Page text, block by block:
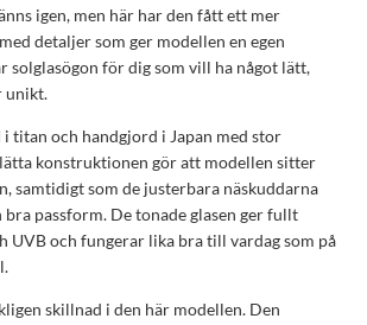
igen, men här har den fått ett mer
detaljer som ger modellen en egen
solglasögon för dig som vill ha något lätt,
unikt.
titan och handgjord i Japan med stor
konstruktionen gör att modellen sitter
samtidigt som de justerbara näskuddarna
passform. De tonade glasen ger fullt
UVB och fungerar lika bra till vardag som på
skillnad i den här modellen. Den